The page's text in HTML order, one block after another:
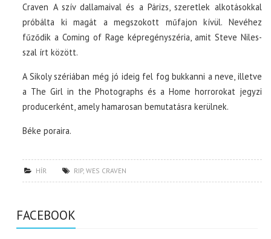
Craven A szív dallamaival és a Párizs, szeretlek alkotásokkal
próbálta ki magát a megszokott műfajon kívül. Nevéhez
fűződik a Coming of Rage képregényszéria, amit Steve Niles-
szal írt között.
A Sikoly szériában még jó ideig fel fog bukkanni a neve, illetve
a The Girl in the Photographs és a Home horrorokat jegyzi
producerként, amely hamarosan bemutatásra kerülnek.
Béke poraira.
HÍR RIP,WES CRAVEN
FACEBOOK